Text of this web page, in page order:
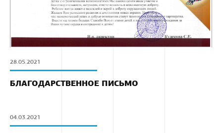
28.05.2021
БЛАГОДАРСТВЕННОЕ ПИСЬМО
04.03.2021